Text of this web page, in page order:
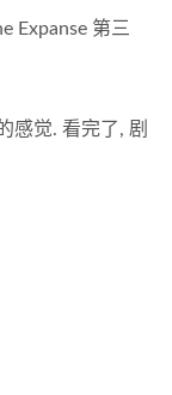
Expanse 第三
感觉. 看完了, 剧